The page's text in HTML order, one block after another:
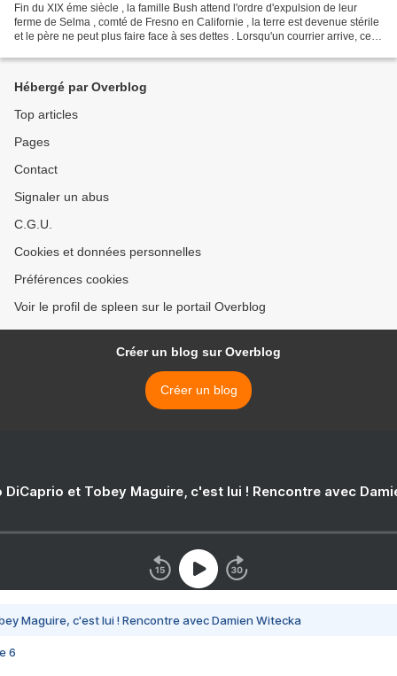
Fin du XIX éme siècle , la famille Bush attend l'ordre d'expulsion de leur
ferme de Selma , comté de Fresno en Californie , la terre est devenue stérile
et le père ne peut plus faire face à ses dettes . Lorsqu'un courrier arrive, ce
Hébergé par Overblog
Top articles
Pages
Contact
Signaler un abus
C.G.U.
Cookies et données personnelles
Préférences cookies
Voir le profil de spleen sur le portail Overblog
Créer un blog sur Overblog
Créer un blog
DiCaprio et Tobey Maguire, c'est lui ! Rencontre avec
Maguire, c'est lui ! Rencontre avec Damien Witecka
6